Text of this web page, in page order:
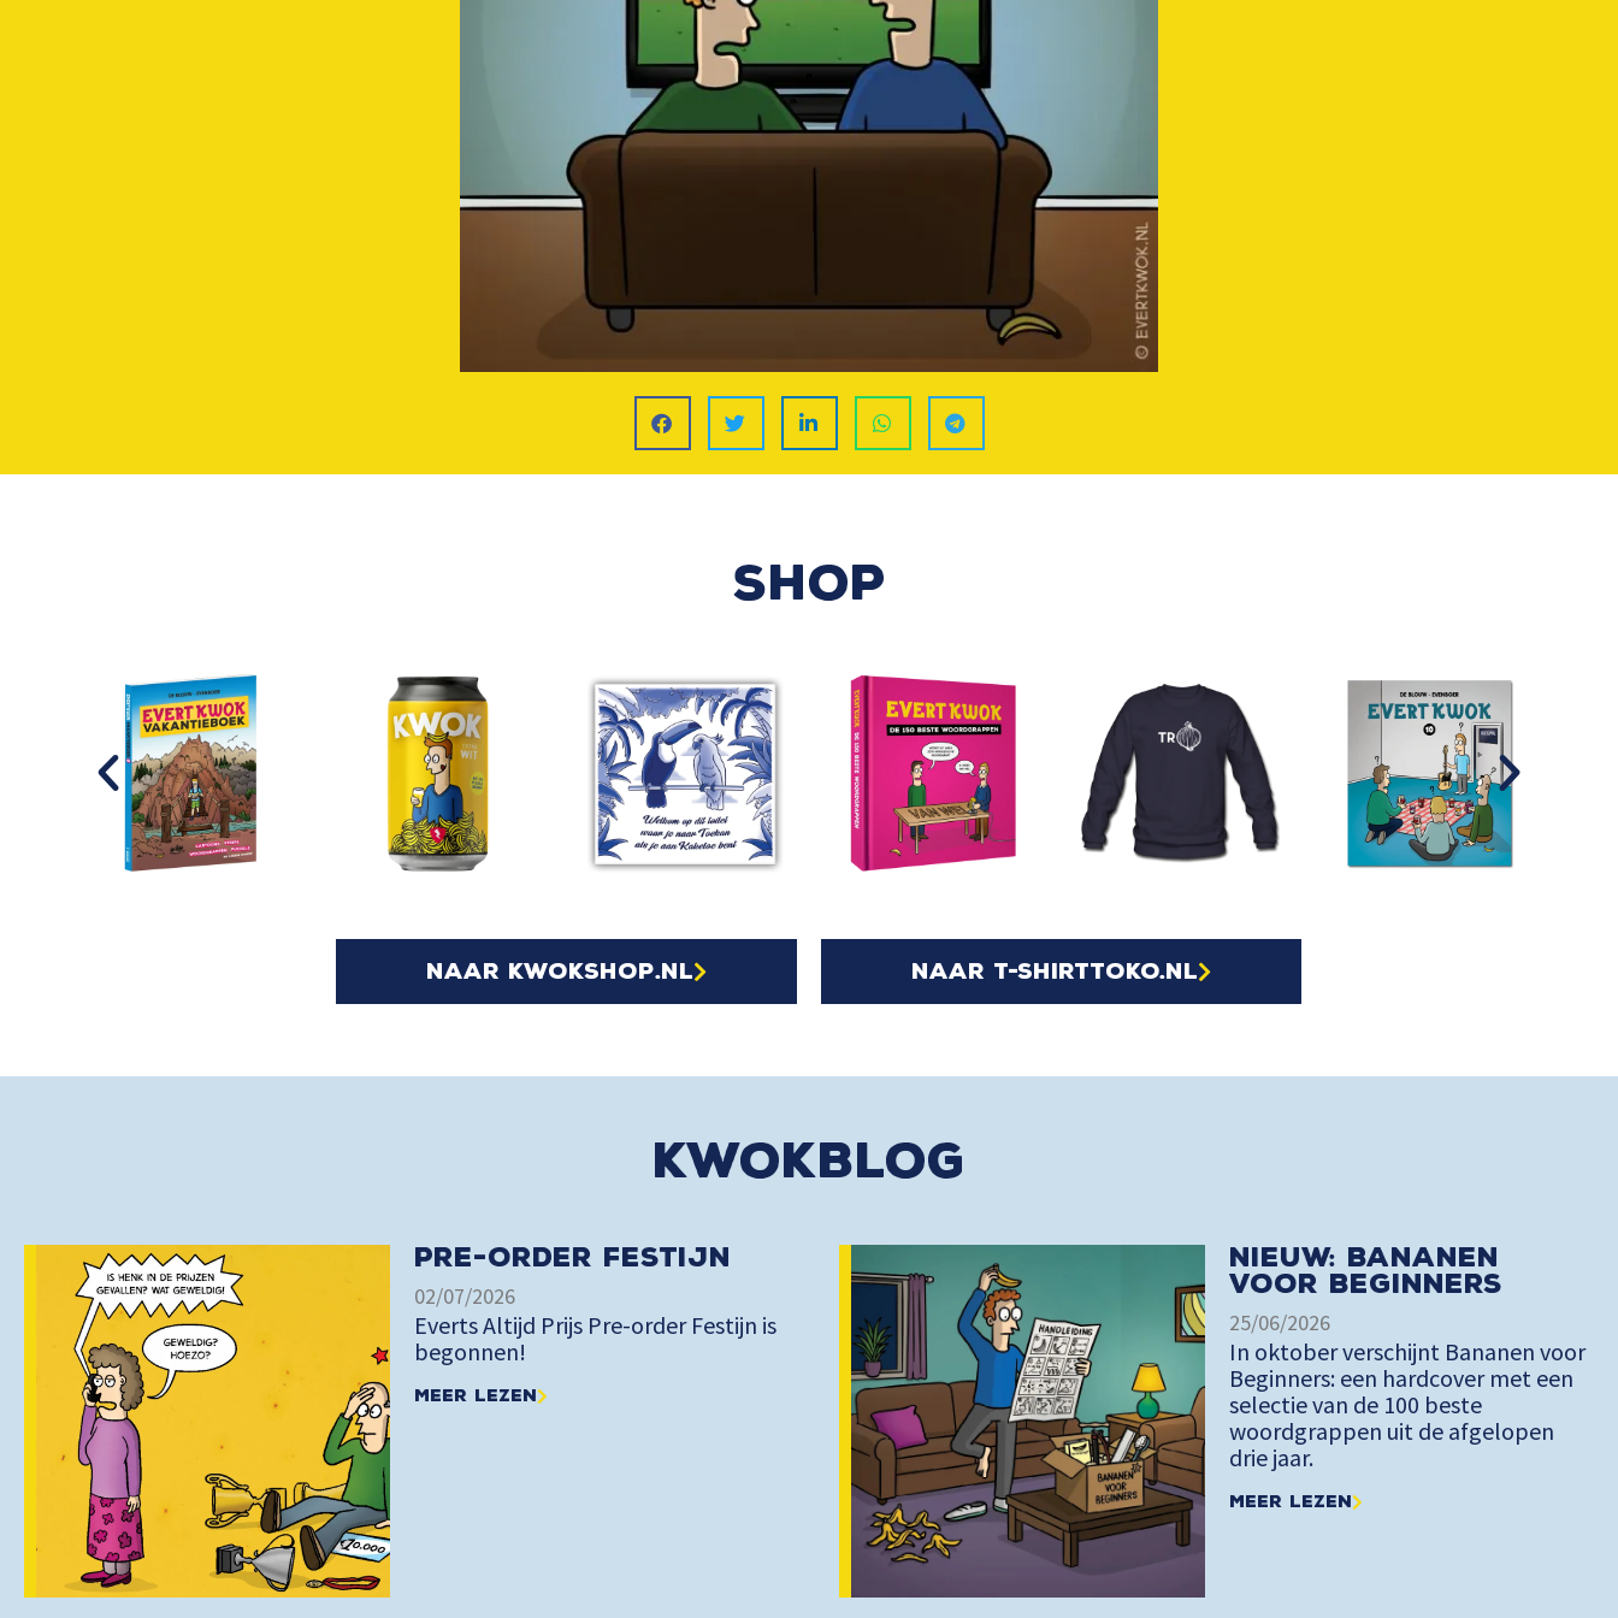
SHOP
naar kwokshop.nl naar t-shirttoko.nl
kwokblog
Pre-order Festijn
02/07/2026
Everts Altijd Prijs Pre-order Festijn is
begonnen!
Meer lezen
Nieuw: Bananen
voor Beginners
25/06/2026
In oktober verschijnt Bananen voor
Beginners: een hardcover met een
selectie van de 100 beste
woordgrappen uit de afgelopen
drie jaar.
Meer lezen